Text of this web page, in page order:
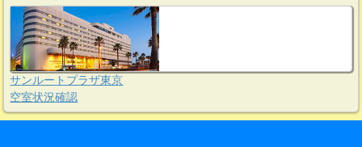
サンルートプラザ東京
空室状況確認